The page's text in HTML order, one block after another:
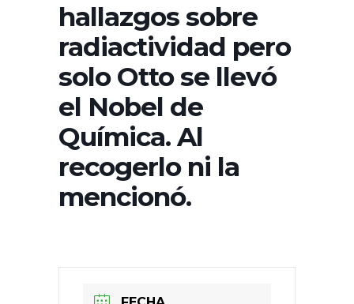
hallazgos sobre
radiactividad pero
solo Otto se llevó
el Nobel de
Química. Al
recogerlo ni la
mencionó.